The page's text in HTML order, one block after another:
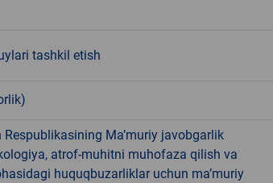
tashkil etish
Respublikasining Ma’muriy javobgarlik
atrof-muhitni muhofaza qilish va
huquqbuzarliklar uchun ma’muriy